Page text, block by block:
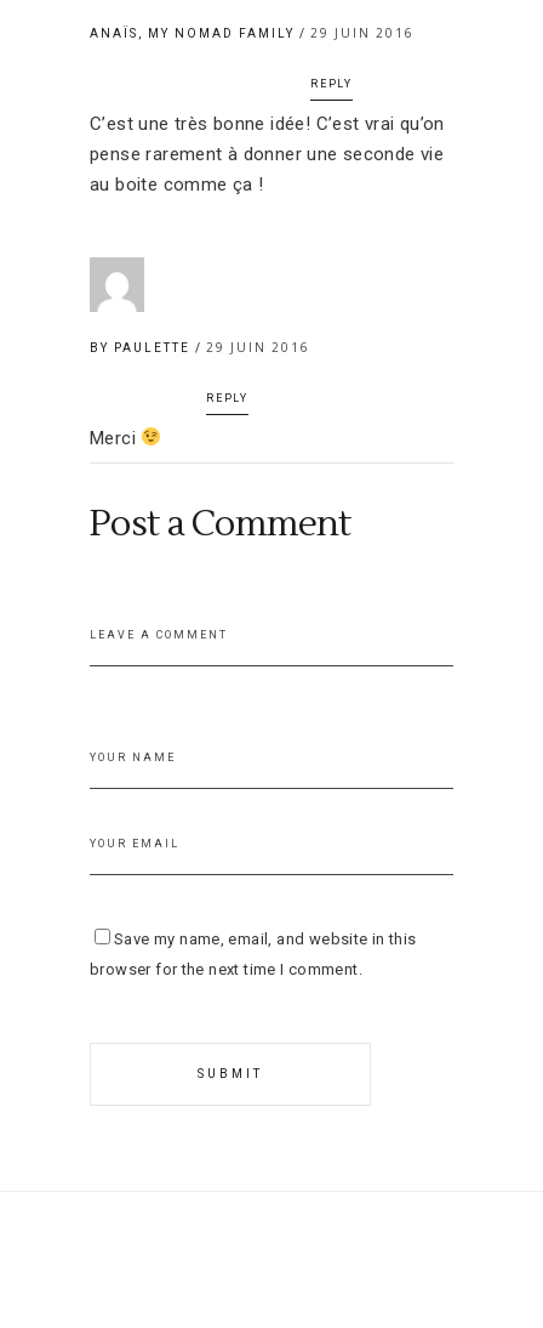
ANAÏS, MY NOMAD FAMILY 29 JUIN 2016
REPLY
C’est une très bonne idée! C’est vrai qu’on
pense rarement à donner une seconde vie
au boite comme ça !
BY PAULETTE 29 JUIN 2016
REPLY
Merci
Post a Comment
Save my name, email, and website in this
browser for the next time I comment.